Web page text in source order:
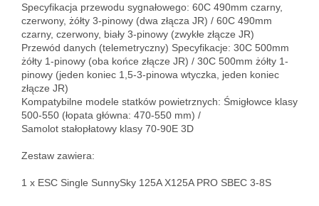
Specyfikacja przewodu sygnałowego: 60C 490mm czarny,
czerwony, żółty 3-pinowy (dwa złącza JR) / 60C 490mm
czarny, czerwony, biały 3-pinowy (zwykłe złącze JR)
Przewód danych (telemetryczny) Specyfikacje: 30C 500mm
żółty 1-pinowy (oba końce złącze JR) / 30C 500mm żółty 1-
pinowy (jeden koniec 1,5-3-pinowa wtyczka, jeden koniec
złącze JR)
Kompatybilne modele statków powietrznych: Śmigłowce klasy
500-550 (łopata główna: 470-550 mm) /
Samolot stałopłatowy klasy 70-90E 3D
Zestaw zawiera:
1 x ESC Single SunnySky 125A X125A PRO SBEC 3-8S